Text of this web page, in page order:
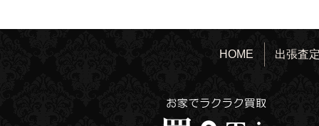
HOME 出張査